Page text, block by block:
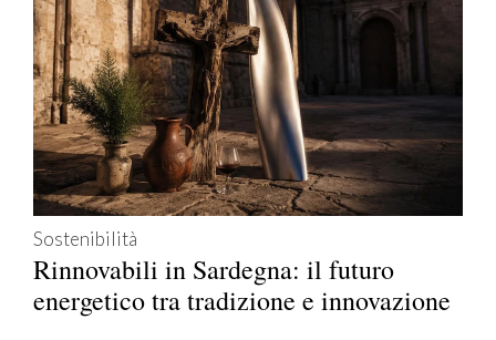
Sostenibilità
Rinnovabili in Sardegna: il futuro
energetico tra tradizione e innovazione